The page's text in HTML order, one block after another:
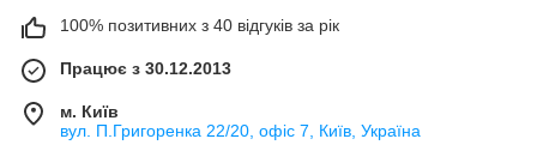
100% позитивних з 40 відгуків за рік
Працює з 30.12.2013
м. Київ
вул. П.Григоренка 22/20, офіс 7, Київ, Україна